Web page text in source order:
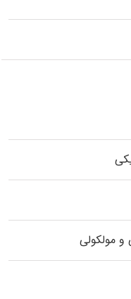
مولکولی